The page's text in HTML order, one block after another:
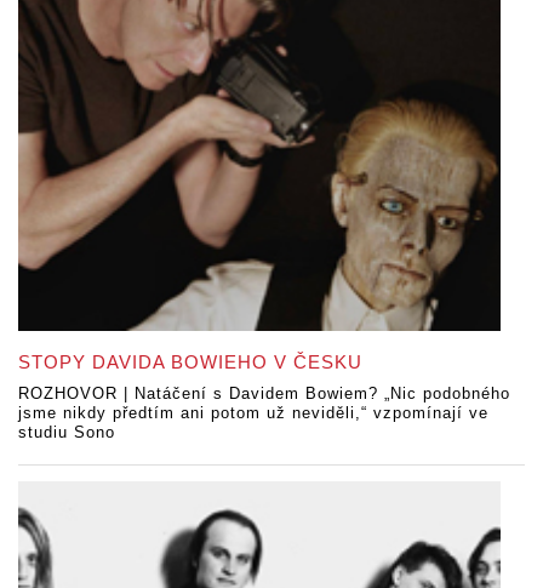
STOPY DAVIDA BOWIEHO V ČESKU
ROZHOVOR | Natáčení s Davidem Bowiem? „Nic podobného
jsme nikdy předtím ani potom už neviděli,“ vzpomínají ve
studiu Sono